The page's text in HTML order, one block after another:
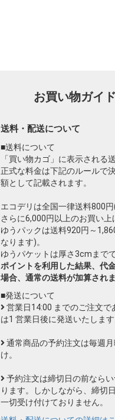
お買い物ガイド
送料・配送について
■送料について
「買い物カゴ」に表示される
正式な料金は下記のルールで
額として記載されます。
エコデリは全国一律送料800
さらに6,000円以上のお買い上
ゆうパックは送料920円～
なります)。
ゆうパケットは厚さ3cmまで
ポイントを利用した結果、代
場合、通常の送料が加算されま
■発送について
営業日14:00 までのご注文
は1 営業日後に発送いたします
通常商品の予約注文は毎週
け。
予約注文は締切日の前なら
ります。しかしながら、締切
一切受け付けておりません。